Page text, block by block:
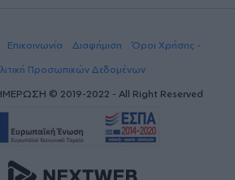
Επικοινωνία Διαφήμιση
Όροι Χρήσης -
Προσωπικών Δεδομένων
© 2019-2022 - All Right Reserved